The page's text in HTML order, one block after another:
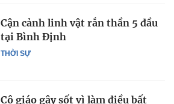
THỜI SỰ
Cận cảnh linh vật rắn thần 5 đầu
tại Bình Định
Cô giáo gây sốt vì làm điều bất